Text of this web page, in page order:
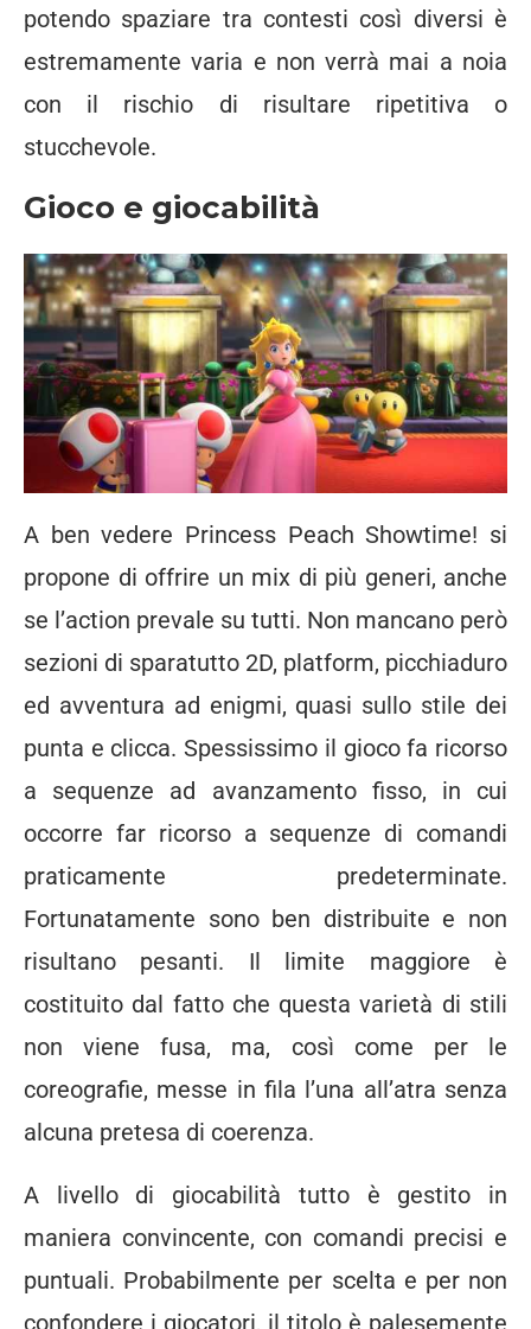
potendo spaziare tra contesti così diversi è
estremamente varia e non verrà mai a noia
con il rischio di risultare ripetitiva o
stucchevole.
Gioco e giocabilità
A ben vedere Princess Peach Showtime! si
propone di offrire un mix di più generi, anche
se l’action prevale su tutti. Non mancano però
sezioni di sparatutto 2D, platform, picchiaduro
ed avventura ad enigmi, quasi sullo stile dei
punta e clicca. Spessissimo il gioco fa ricorso
a sequenze ad avanzamento fisso, in cui
occorre far ricorso a sequenze di comandi
praticamente predeterminate.
Fortunatamente sono ben distribuite e non
risultano pesanti. Il limite maggiore è
costituito dal fatto che questa varietà di stili
non viene fusa, ma, così come per le
coreografie, messe in fila l’una all’atra senza
alcuna pretesa di coerenza.
A livello di giocabilità tutto è gestito in
maniera convincente, con comandi precisi e
puntuali. Probabilmente per scelta e per non
confondere i giocatori, il titolo è palesemente